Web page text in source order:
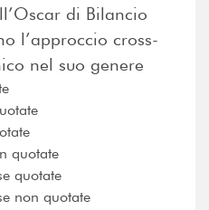
di Bilancio
l’approccio cross-
nel suo genere
quotate
quotate
non quotate